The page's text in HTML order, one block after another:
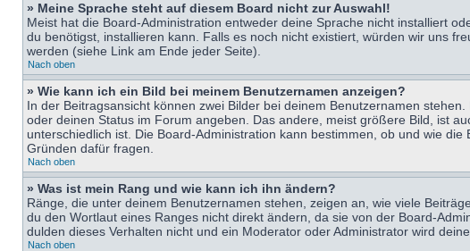
» Meine Sprache steht auf diesem Board nicht zur Auswahl!
Meist hat die Board-Administration entweder deine Sprache nicht installiert
du benötigst, installieren kann. Falls es noch nicht existiert, würden wir uns
werden (siehe Link am Ende jeder Seite).
Nach oben
» Wie kann ich ein Bild bei meinem Benutzernamen anzeigen?
In der Beitragsansicht können zwei Bilder bei deinem Benutzernamen
oder deinen Status im Forum angeben. Das andere, meist größere Bild, ist
unterschiedlich ist. Die Board-Administration kann bestimmen, ob und wie
Gründen dafür fragen.
Nach oben
» Was ist mein Rang und wie kann ich ihn ändern?
Ränge, die unter deinem Benutzernamen stehen, zeigen an, wie viele
du den Wortlaut eines Ranges nicht direkt ändern, da sie von der Board-
dulden dieses Verhalten nicht und ein Moderator oder Administrator wird
Nach oben